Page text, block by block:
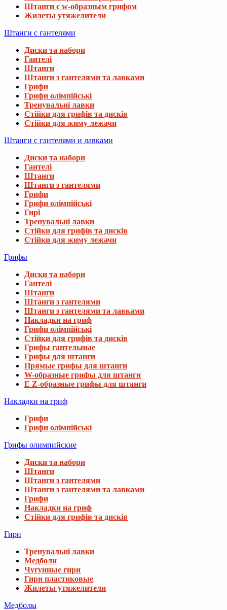
Штанги с w-образным грифом
Жилеты утяжелители
Штанги с гантелями
Диски та набори
Гантелі
Штанги
Штанги з гантелями та лавками
Грифи
Грифи олімпійські
Тренувальні лавки
Стійки для грифів та дисків
Стійки для жиму лежачи
Штанги с гантелями и лавками
Диски та набори
Гантелі
Штанги
Штанги з гантелями
Грифи
Грифи олімпійські
Гирі
Тренувальні лавки
Стійки для грифів та дисків
Стійки для жиму лежачи
Грифы
Диски та набори
Гантелі
Штанги
Штанги з гантелями
Штанги з гантелями та лавками
Накладки на гриф
Грифи олімпійські
Стійки для грифів та дисків
Грифы гантельные
Грифы для штанги
Прямые грифы для штанги
W-образные грифы для штанги
E Z-образные грифы для штанги
Накладки на гриф
Грифи
Грифи олімпійські
Грифы олимпийские
Диски та набори
Штанги
Штанги з гантелями
Штанги з гантелями та лавками
Грифи
Накладки на гриф
Стійки для грифів та дисків
Гири
Тренувальні лавки
Медболи
Чугунные гири
Гири пластиковые
Жилеты утяжелители
Медболы